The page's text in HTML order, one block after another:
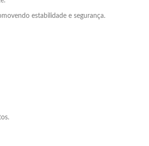
estabilidade e segurança.